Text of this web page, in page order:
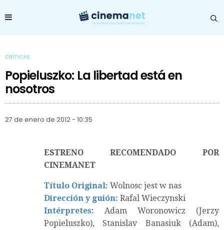
CRÍTICAS
Popieluszko: La libertad está en
nosotros
27 de enero de 2012 - 10:35
ESTRENO RECOMENDADO POR
CINEMANET
Título Original: Wolnosc jest w nas
Dirección y guión: Rafal Wieczynski
Intérpretes: Adam Woronowicz (Jerzy
Popieluszko), Stanislav Banasiuk (Adam),